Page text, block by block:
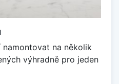
namontovat na několik
výhradně pro jeden